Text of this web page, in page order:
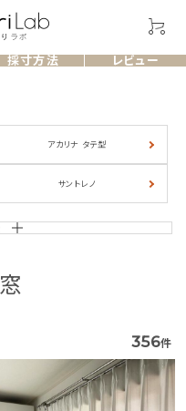
採寸方法 レビュー
アカリナ タテ型
サントレノ
356件